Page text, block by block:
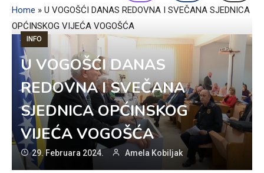
Home » U VOGOŠĆI DANAS REDOVNA I SVEČANA SJEDNICA
OPĆINSKOG VIJEĆA VOGOŠĆA
INFO
U VOGOŠĆI DANAS
REDOVNA I SVEČANA
SJEDNICA OPĆINSKOG
VIJEĆA VOGOŠĆA
29. Februara 2024. Amela Kobiljak